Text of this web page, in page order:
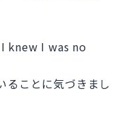
knew I was no
ることに気づきまし